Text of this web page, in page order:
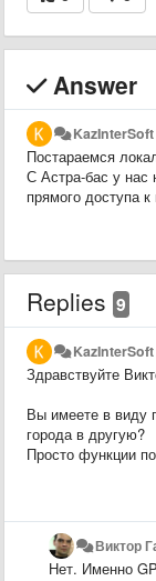
Answer
KazInterSoft
Постараемся
С Астра-бас у нас
прямого доступа
Replies 9
KazInterSoft
Здравствуйте
Вы имеете в виду
города в другую?
Просто функции
Виктор
Нет. Именно